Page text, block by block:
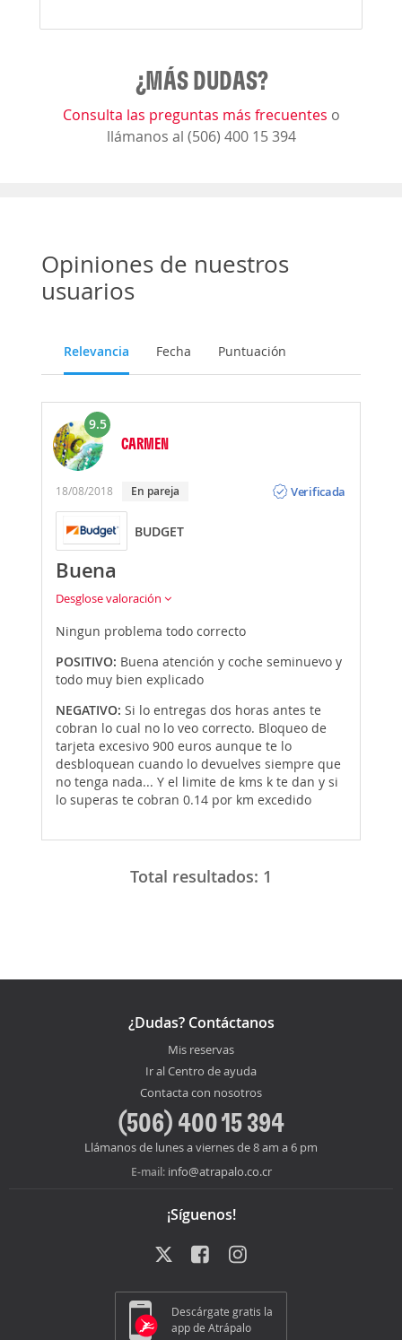
¿MÁS DUDAS?
Consulta las preguntas más frecuentes o
llámanos al (506) 400 15 394
Opiniones de nuestros
usuarios
Relevancia Fecha Puntuación
9.5
CARMEN
18/08/2018 En pareja
Verificada
BUDGET
Buena
Desglose valoración
Ningun problema todo correcto
POSITIVO: Buena atención y coche seminuevo y
todo muy bien explicado
NEGATIVO: Si lo entregas dos horas antes te
cobran lo cual no lo veo correcto. Bloqueo de
tarjeta excesivo 900 euros aunque te lo
desbloquean cuando lo devuelves siempre que
no tenga nada... Y el limite de kms k te dan y si
lo superas te cobran 0.14 por km excedido
Total resultados: 1
¿Dudas? Contáctanos
Mis reservas
Ir al Centro de ayuda
Contacta con nosotros
(506) 400 15 394
Llámanos de lunes a viernes de 8 am a 6 pm
E-mail: info@atrapalo.co.cr
¡Síguenos!
Descárgate gratis la
app de Atrápalo